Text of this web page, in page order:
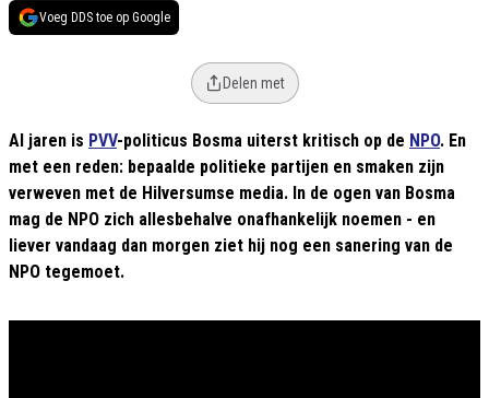
Voeg DDS toe op Google
Delen met
Al jaren is PVV-politicus Bosma uiterst kritisch op de NPO. En
met een reden: bepaalde politieke partijen en smaken zijn
verweven met de Hilversumse media. In de ogen van Bosma
mag de NPO zich allesbehalve onafhankelijk noemen - en
liever vandaag dan morgen ziet hij nog een sanering van de
NPO tegemoet.